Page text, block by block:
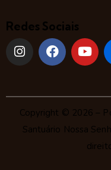
Redes Sociais
Copyright © 2026 –
Santuário Nossa